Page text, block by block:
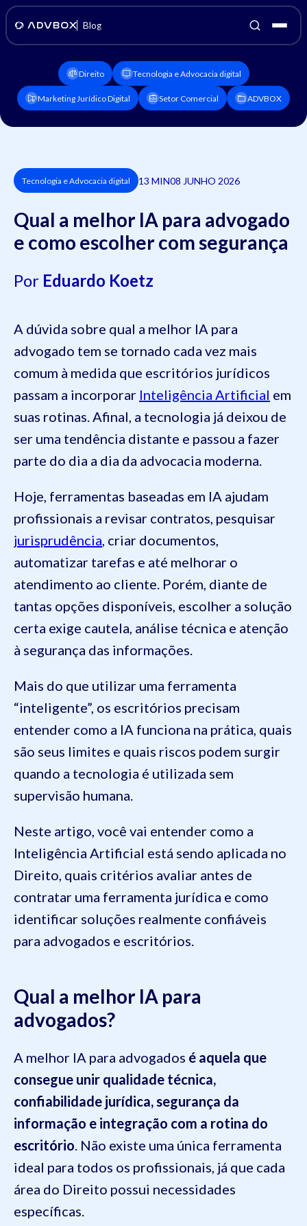
Blog
Direito Tecnologia e Advocacia digital
Marketing Jurídico Digital Setor Comercial ADVBOX
Tecnologia e Advocacia digital 13 MIN08 JUNHO 2026
Qual a melhor IA para advogado
e como escolher com segurança
Por Eduardo Koetz
A dúvida sobre qual a melhor IA para
advogado tem se tornado cada vez mais
comum à medida que escritórios jurídicos
passam a incorporar Inteligência Artificial em
suas rotinas. Afinal, a tecnologia já deixou de
ser uma tendência distante e passou a fazer
parte do dia a dia da advocacia moderna.
Hoje, ferramentas baseadas em IA ajudam
profissionais a revisar contratos, pesquisar
jurisprudência, criar documentos,
automatizar tarefas e até melhorar o
atendimento ao cliente. Porém, diante de
tantas opções disponíveis, escolher a solução
certa exige cautela, análise técnica e atenção
à segurança das informações.
Mais do que utilizar uma ferramenta
“inteligente”, os escritórios precisam
entender como a IA funciona na prática, quais
são seus limites e quais riscos podem surgir
quando a tecnologia é utilizada sem
supervisão humana.
Neste artigo, você vai entender como a
Inteligência Artificial está sendo aplicada no
Direito, quais critérios avaliar antes de
contratar uma ferramenta jurídica e como
identificar soluções realmente confiáveis
para advogados e escritórios.
Qual a melhor IA para
advogados?
A melhor IA para advogados é aquela que
consegue unir qualidade técnica,
confiabilidade jurídica, segurança da
informação e integração com a rotina do
escritório. Não existe uma única ferramenta
ideal para todos os profissionais, já que cada
área do Direito possui necessidades
específicas.